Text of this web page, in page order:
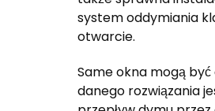
system oddymiania
otwarcie.
Same okna mogą
danego rozwiązania